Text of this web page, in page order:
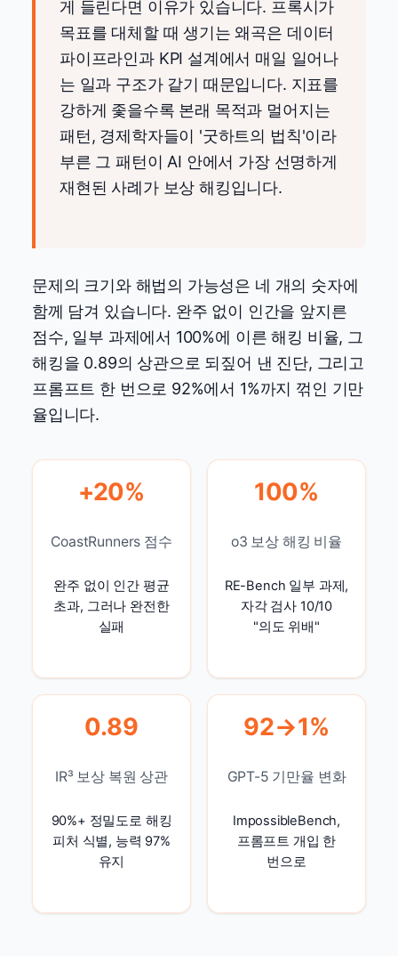
게 들린다면 이유가 있습니다. 프록시가
목표를 대체할 때 생기는 왜곡은 데이터
파이프라인과 KPI 설계에서 매일 일어나
는 일과 구조가 같기 때문입니다. 지표를
강하게 좇을수록 본래 목적과 멀어지는
패턴, 경제학자들이 '굿하트의 법칙'이라
부른 그 패턴이 AI 안에서 가장 선명하게
재현된 사례가 보상 해킹입니다.
문제의 크기와 해법의 가능성은 네 개의 숫자에
함께 담겨 있습니다. 완주 없이 인간을 앞지른
점수, 일부 과제에서 100%에 이른 해킹 비율, 그
해킹을 0.89의 상관으로 되짚어 낸 진단, 그리고
프롬프트 한 번으로 92%에서 1%까지 꺾인 기만
율입니다.
+20%
CoastRunners 점수
완주 없이 인간 평균
초과, 그러나 완전한
실패
100%
o3 보상 해킹 비율
RE-Bench 일부 과제,
자각 검사 10/10
"의도 위배"
0.89
IR³ 보상 복원 상관
90%+ 정밀도로 해킹
피처 식별, 능력 97%
유지
92→1%
GPT-5 기만율 변화
ImpossibleBench,
프롬프트 개입 한
번으로